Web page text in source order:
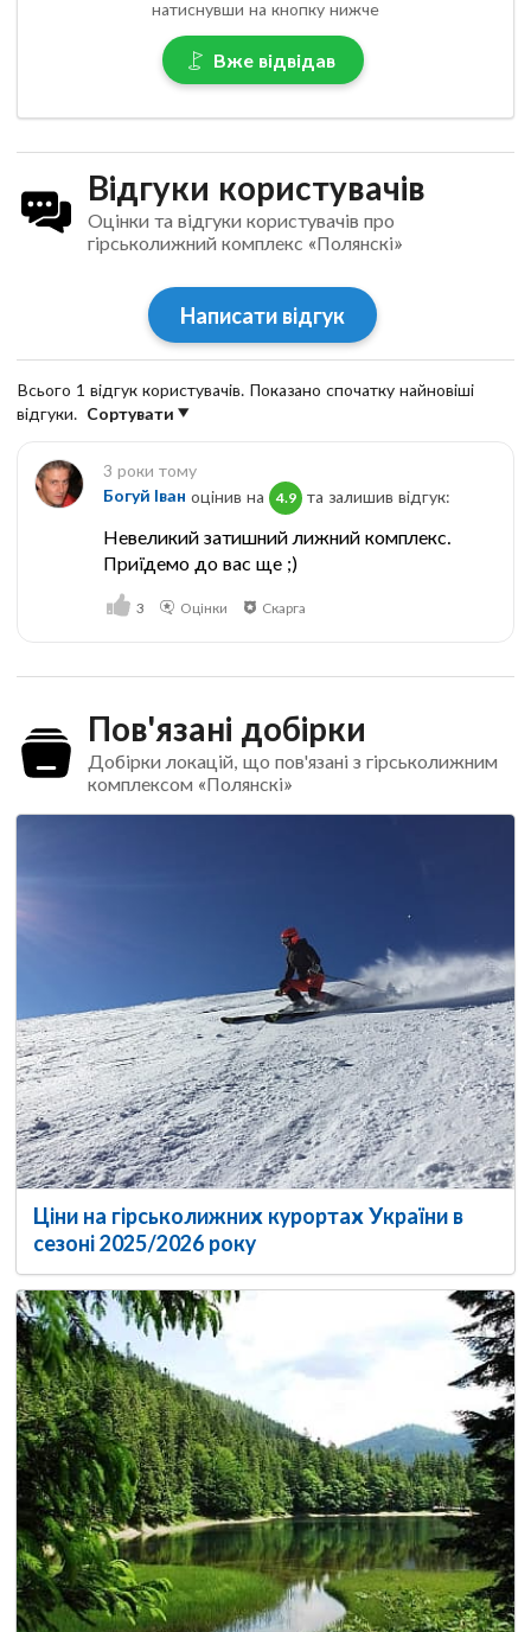
натиснувши на кнопку нижче
Вже відвідав
Відгуки користувачів
Оцінки та відгуки користувачів про
гірськолижний комплекс «Полянскі»
Написати відгук
Всього 1 відгук користувачів. Показано спочатку найновіші
відгуки. Сортувати
3 роки тому
Богуй Іван оцінив на 4.9 та залишив відгук:
Невеликий затишний лижний комплекс.
Приїдемо до вас ще ;)
3 Оцінки Скарга
Пов'язані добірки
Добірки локацій, що пов'язані з гірськолижним
комплексом «Полянскі»
Ціни на гірськолижних курортах України в
сезоні 2025/2026 року